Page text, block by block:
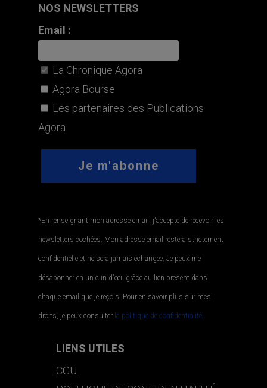
NOS NEWSLETTERS
Email :
La Chronique Agora
Agora Bourse
Les partenaires des Publications
Agora
*En renseignant mon adresse email, j'accepte de recevoir les
newsletters cochées. Mon adresse email restera strictement
confidentielle et ne sera jamais échangée. Je peux me
désabonner en un clin d'œil grâce au lien présent dans
chaque email que je reçois. Pour en savoir plus sur mes
droits, je peux consulter la politique de confidentialité..
LIENS UTILES
CGU